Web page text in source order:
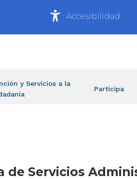
Accesibilidad
y Servicios a la
Participa
Servicios